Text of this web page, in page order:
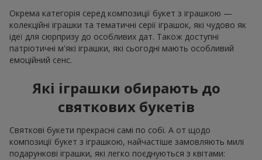
Окрема категорія серед композиції букет з іграшкою —
колекційні іграшки та тематичні серії іграшок, які чудово як
ідеї для сюрпризу до особливих дат. Також доступні
патріотичні м'які іграшки, які сьогодні мають особливий
емоційний сенс.
Які іграшки обирають до
святкових букетів
Святкові букети прекрасні самі по собі. А от щодо
композиції букет з іграшкою, найчастіше замовляють милі
подарункові іграшки, які легко поєднуються з квітами: